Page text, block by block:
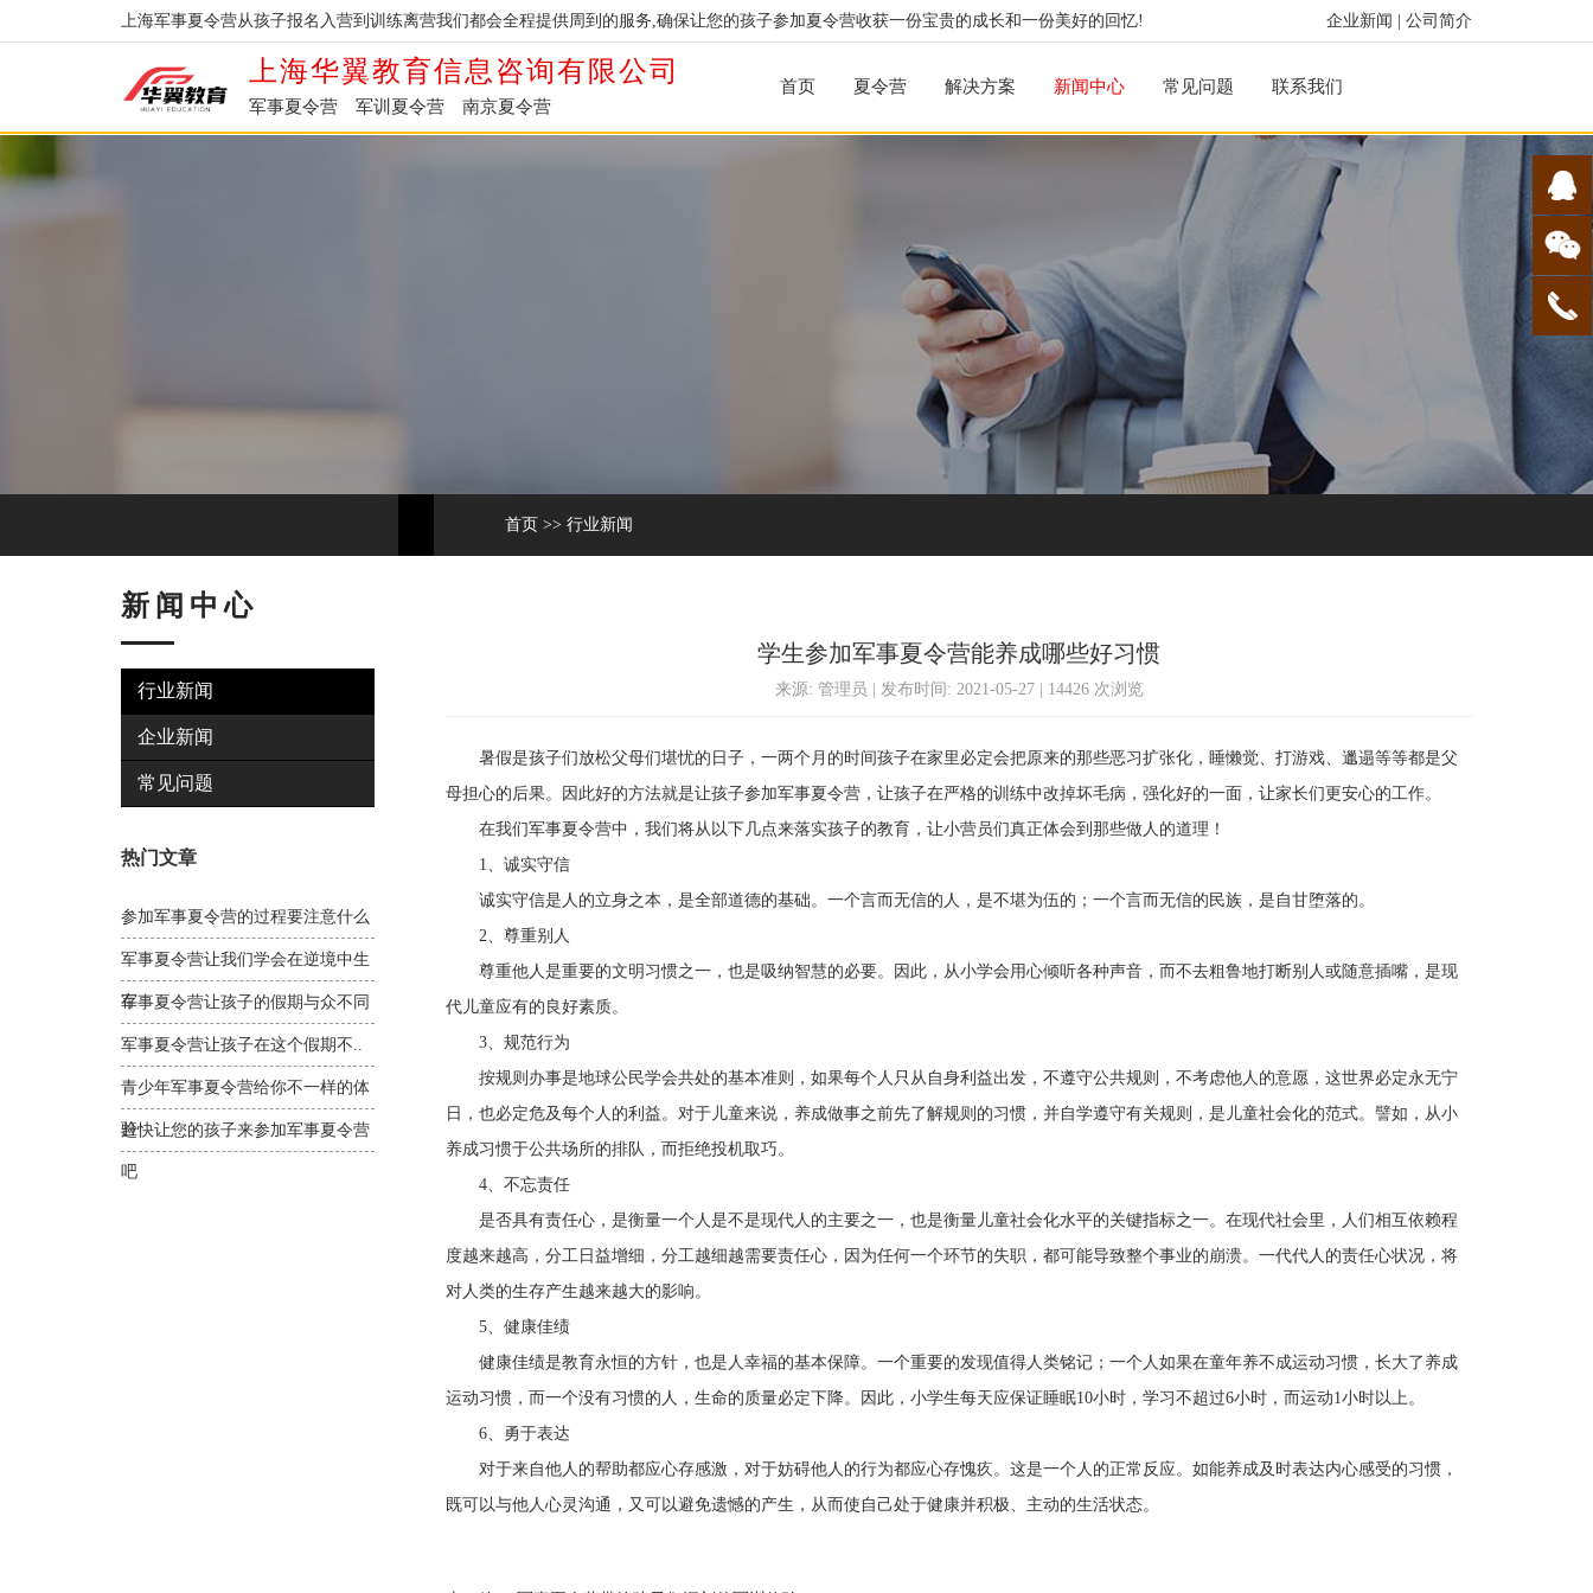
企业新闻 公司简介
上海军事夏令营从孩子报名入营到训练离营我们都会全程提供周到的服务,确保让您的孩子参加夏令营收获一份宝贵的成长和一份美好的回忆!
上海华翼教育信息咨询有限公司
军事夏令营 军训夏令营 南京夏令营
首页 夏令营 解决方案 新闻中心 常见问题 联系我们
首页 >> 行业新闻
新闻中心
行业新闻
企业新闻
常见问题
热门文章
参加军事夏令营的过程要注意什么
军事夏令营让我们学会在逆境中生
存
军事夏令营让孩子的假期与众不同
军事夏令营让孩子在这个假期不..
青少年军事夏令营给你不一样的体
验
赶快让您的孩子来参加军事夏令营
吧
学生参加军事夏令营能养成哪些好习惯
来源: 管理员 | 发布时间: 2021-05-27 | 14426 次浏览
暑假是孩子们放松父母们堪忧的日子，一两个月的时间孩子在家里必定会把原来的那些恶习扩张化，睡懒觉、打游戏、邋遢等等都是父
母担心的后果。因此好的方法就是让孩子参加军事夏令营，让孩子在严格的训练中改掉坏毛病，强化好的一面，让家长们更安心的工作。
在我们军事夏令营中，我们将从以下几点来落实孩子的教育，让小营员们真正体会到那些做人的道理！
1、诚实守信
诚实守信是人的立身之本，是全部道德的基础。一个言而无信的人，是不堪为伍的；一个言而无信的民族，是自甘堕落的。
2、尊重别人
尊重他人是重要的文明习惯之一，也是吸纳智慧的必要。因此，从小学会用心倾听各种声音，而不去粗鲁地打断别人或随意插嘴，是现
代儿童应有的良好素质。
3、规范行为
按规则办事是地球公民学会共处的基本准则，如果每个人只从自身利益出发，不遵守公共规则，不考虑他人的意愿，这世界必定永无宁
日，也必定危及每个人的利益。对于儿童来说，养成做事之前先了解规则的习惯，并自学遵守有关规则，是儿童社会化的范式。譬如，从小
养成习惯于公共场所的排队，而拒绝投机取巧。
4、不忘责任
是否具有责任心，是衡量一个人是不是现代人的主要之一，也是衡量儿童社会化水平的关键指标之一。在现代社会里，人们相互依赖程
度越来越高，分工日益增细，分工越细越需要责任心，因为任何一个环节的失职，都可能导致整个事业的崩溃。一代代人的责任心状况，将
对人类的生存产生越来越大的影响。
5、健康佳绩
健康佳绩是教育永恒的方针，也是人幸福的基本保障。一个重要的发现值得人类铭记；一个人如果在童年养不成运动习惯，长大了养成
运动习惯，而一个没有习惯的人，生命的质量必定下降。因此，小学生每天应保证睡眠10小时，学习不超过6小时，而运动1小时以上。
6、勇于表达
对于来自他人的帮助都应心存感激，对于妨碍他人的行为都应心存愧疚。这是一个人的正常反应。如能养成及时表达内心感受的习惯，
既可以与他人心灵沟通，又可以避免遗憾的产生，从而使自己处于健康并积极、主动的生活状态。